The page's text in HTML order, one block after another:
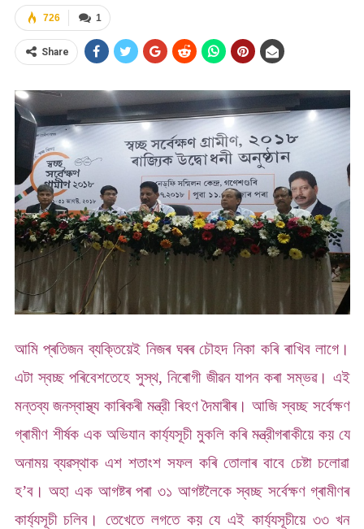
1
726
Share
আমি প্ৰতিজন ব্যক্তিয়েই নিজৰ ঘৰৰ চৌহদ নিকা কৰি ৰাখিব লাগে।
এটা স্বচ্ছ পৰিবেশতেহে সুস্থ, নিৰোগী জীৱন যাপন কৰা সম্ভৱ। এই
মন্তব্য জনস্বাস্থ্য কাৰিকৰী মন্ত্রী ৰিহণ দৈমাৰীৰ। আজি স্বচ্ছ সৰ্বেক্ষণ
গ্ৰামীণ শীৰ্ষক এক অভিযান কাৰ্য্যসূচী মুকলি কৰি মন্ত্রীগৰাকীয়ে কয় যে
অনাময় ব্যৱস্থাক এশ শতাংশ সফল কৰি তোলাৰ বাবে চেষ্টা চলোৱা
হ’ব। অহা এক আগষ্টৰ পৰা ৩১ আগষ্টলৈকে স্বচ্ছ সৰ্বেক্ষণ গ্ৰামীণৰ
কাৰ্য্যসূচী চলিব। তেখেতে লগতে কয় যে এই কাৰ্য্যসূচীয়ে ৩৩ খন